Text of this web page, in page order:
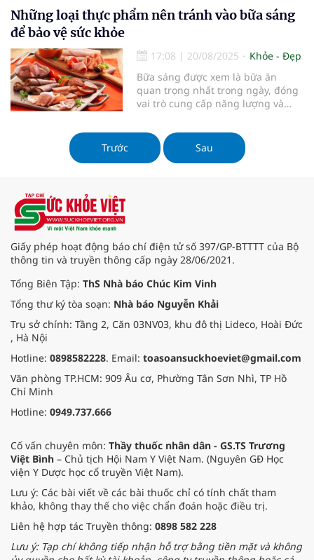
Những loại thực phẩm nên tránh vào bữa sáng
để bảo vệ sức khỏe
17:08 | 20/08/2025
Khỏe - Đẹp
Bữa sáng được xem là bữa ăn
quan trọng nhất trong ngày, đóng
vai trò cung cấp năng lượng và
Tuy nhiên, không phải ai cũng biết
cách chọn lựa thực phẩm phù hợp
để bắt đầu ngày mới một cách
Trước Sau
Giấy phép hoạt động báo chí điện tử số 397/GP-BTTTT của Bộ
thông tin và truyền thông cấp ngày 28/06/2021.
Tổng Biên Tập: ThS Nhà báo Chúc Kim Vinh
Tổng thư ký tòa soạn: Nhà báo Nguyễn Khải
Trụ sở chính: Tầng 2, Căn 03NV03, khu đô thị Lideco, Hoài Đức
, Hà Nội
Hotline: 0898582228. Email: toasoansuckhoeviet@gmail.com
Văn phòng TP.HCM: 909 Âu cơ, Phường Tân Sơn Nhì, TP Hồ
Chí Minh
Hotline: 0949.737.666
Cố vấn chuyên môn: Thầy thuốc nhân dân - GS.TS Trương
Việt Bình – Chủ tịch Hội Nam Y Việt Nam. (Nguyên GĐ Học
viện Y Dược học cổ truyền Việt Nam).
Lưu ý: Các bài viết về các bài thuốc chỉ có tính chất tham
khảo, không thay thế cho việc chẩn đoán hoặc điều trị.
Liên hệ hợp tác Truyền thông: 0898 582 228
Lưu ý: Tạp chí không tiếp nhận hỗ trợ bằng tiền mặt và không